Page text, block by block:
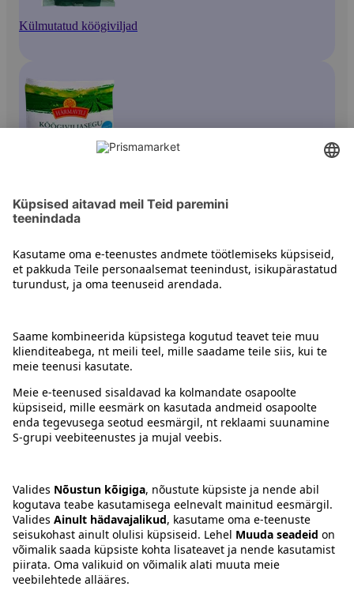
Külmutatud köögiviljad
Köögiviljasegud
Juhised
Tingimused
Keel:ETENRU